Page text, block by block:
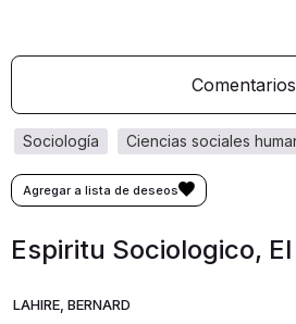
Comentarios
ciencias sociales
sociología
Espiritu Sociologico, El
LAHIRE, BERNARD